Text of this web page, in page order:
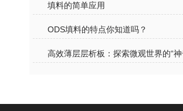
填料的简单应用
ODS填料的特点你知道吗？
高效薄层层析板：探索微观世界的“神